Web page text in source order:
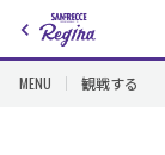
MENU 観戦する